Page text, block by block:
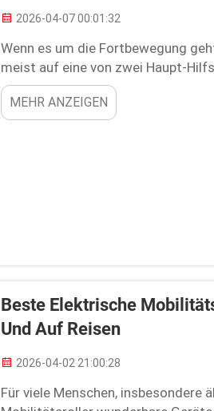
2026-04-07 00:01:32
Wenn es um die Fortbewegung
meist auf eine von zwei Haupt-
Rollstühle. Beide sind nützlich,
Modells kann einen langen Weg ...
MEHR ANZEIGEN
Beste Elektrische
Und Auf Reisen
2026-04-02 21:00:28
Für viele Menschen, insbesondere